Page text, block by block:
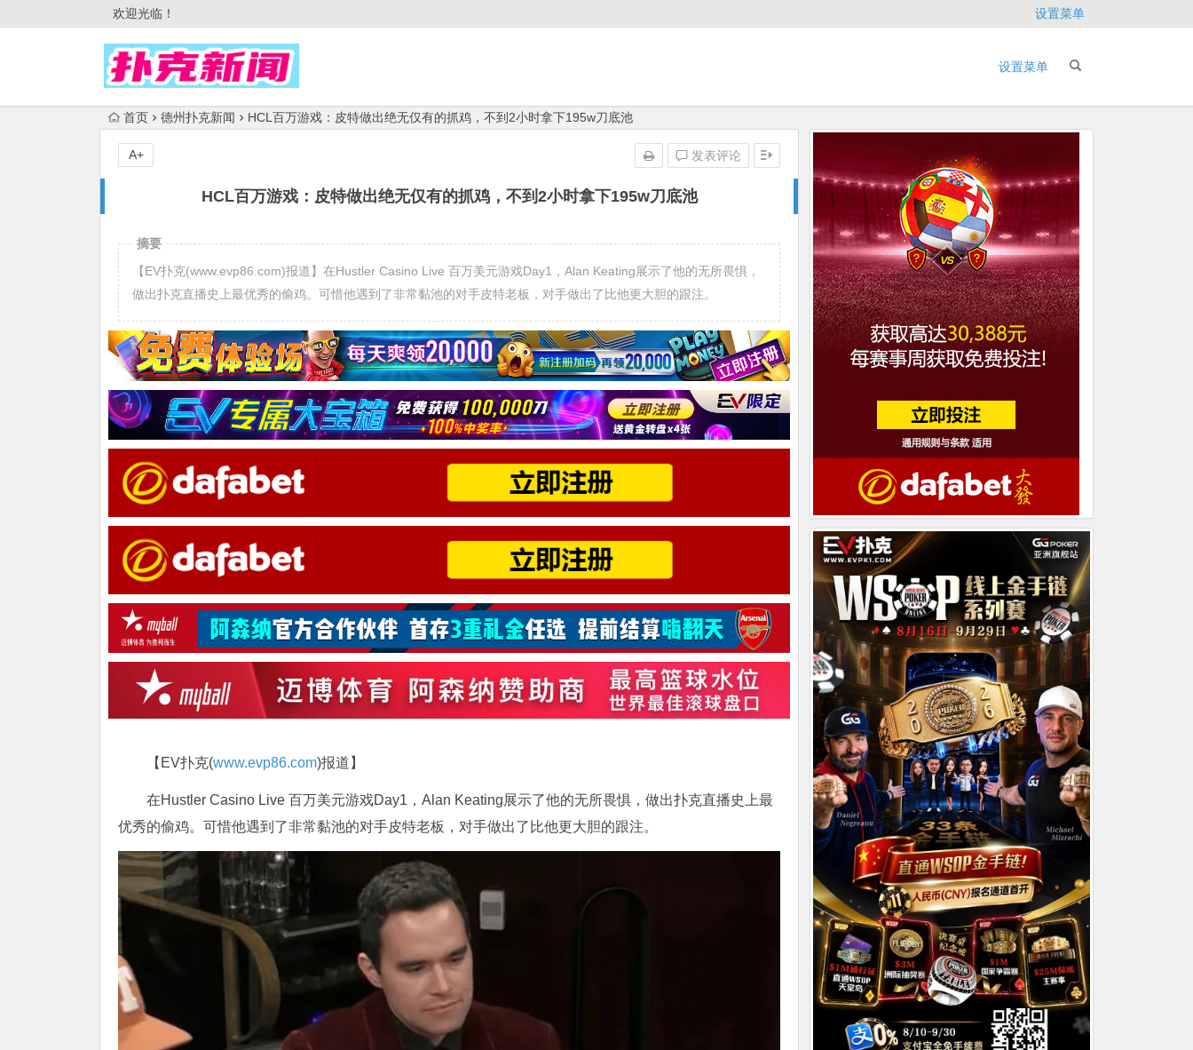
欢迎光临！ 设置菜单
设置菜单
首页 德州扑克新闻 HCL百万游戏：皮特做出绝无仅有的抓鸡，不到2小时拿下195w刀底池
HCL百万游戏：皮特做出绝无仅有的抓鸡，不到2小时拿下195w刀底池
发表评论
A+
摘要
【EV扑克(www.evp86.com)报道】在Hustler Casino Live 百万美元游戏Day1，Alan Keating展示了他的无所畏惧，
做出扑克直播史上最优秀的偷鸡。可惜他遇到了非常黏池的对手皮特老板，对手做出了比他更大胆的跟注。
【EV扑克(www.evp86.com)报道】
在Hustler Casino Live 百万美元游戏Day1，Alan Keating展示了他的无所畏惧，做出扑克直播史上最
优秀的偷鸡。可惜他遇到了非常黏池的对手皮特老板，对手做出了比他更大胆的跟注。